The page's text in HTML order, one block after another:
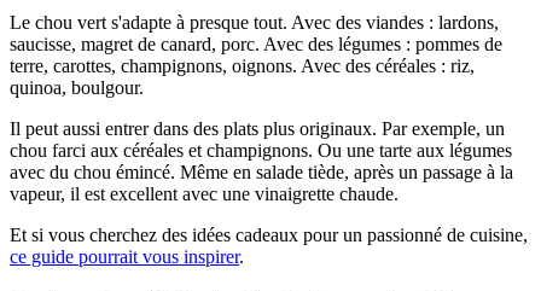
Le chou vert s'adapte à presque tout. Avec des viandes : lardons,
saucisse, magret de canard, porc. Avec des légumes : pommes de
terre, carottes, champignons, oignons. Avec des céréales : riz,
quinoa, boulgour.
Il peut aussi entrer dans des plats plus originaux. Par exemple, un
chou farci aux céréales et champignons. Ou une tarte aux légumes
avec du chou émincé. Même en salade tiède, après un passage à la
vapeur, il est excellent avec une vinaigrette chaude.
Et si vous cherchez des idées cadeaux pour un passionné de cuisine,
ce guide pourrait vous inspirer.